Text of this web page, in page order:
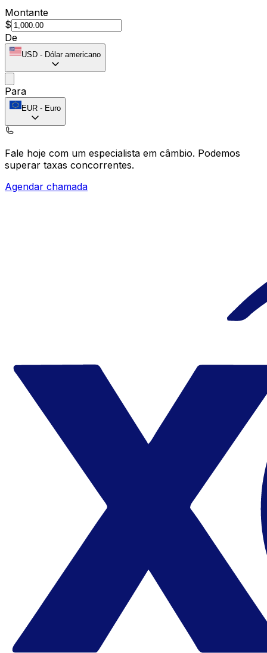
Montante
$
De
USD - Dólar americano
Para
EUR - Euro
Fale hoje com um especialista em câmbio. Podemos
superar taxas concorrentes.
Agendar chamada